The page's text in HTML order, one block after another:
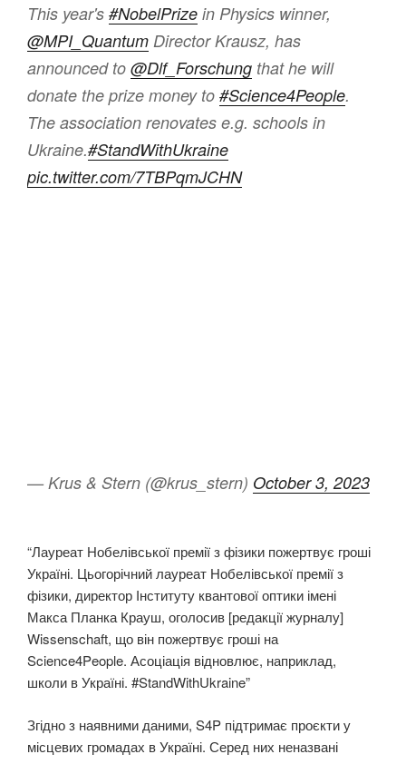
This year's #NobelPrize in Physics winner,
@MPI_Quantum Director Krausz, has
announced to @Dlf_Forschung that he will
donate the prize money to #Science4People.
The association renovates e.g. schools in
Ukraine.#StandWithUkraine
pic.twitter.com/7TBPqmJCHN
— Krus & Stern (@krus_stern) October 3, 2023
“Лауреат Нобелівської премії з фізики пожертвує гроші
Україні. Цьогорічний лауреат Нобелівської премії з
фізики, директор Інституту квантової оптики імені
Макса Планка Крауш, оголосив [редакції журналу]
Wissenschaft, що він пожертвує гроші на
Science4People. Асоціація відновлює, наприклад,
школи в Україні. #StandWithUkraine”
Згідно з наявними даними, S4P підтримає проєкти у
місцевих громадах в Україні. Серед них неназвані